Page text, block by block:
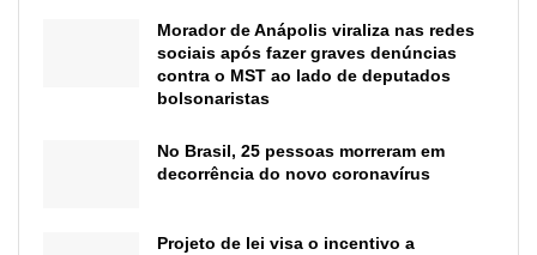
Morador de Anápolis viraliza nas redes
sociais após fazer graves denúncias
contra o MST ao lado de deputados
bolsonaristas
No Brasil, 25 pessoas morreram em
decorrência do novo coronavírus
Projeto de lei visa o incentivo a